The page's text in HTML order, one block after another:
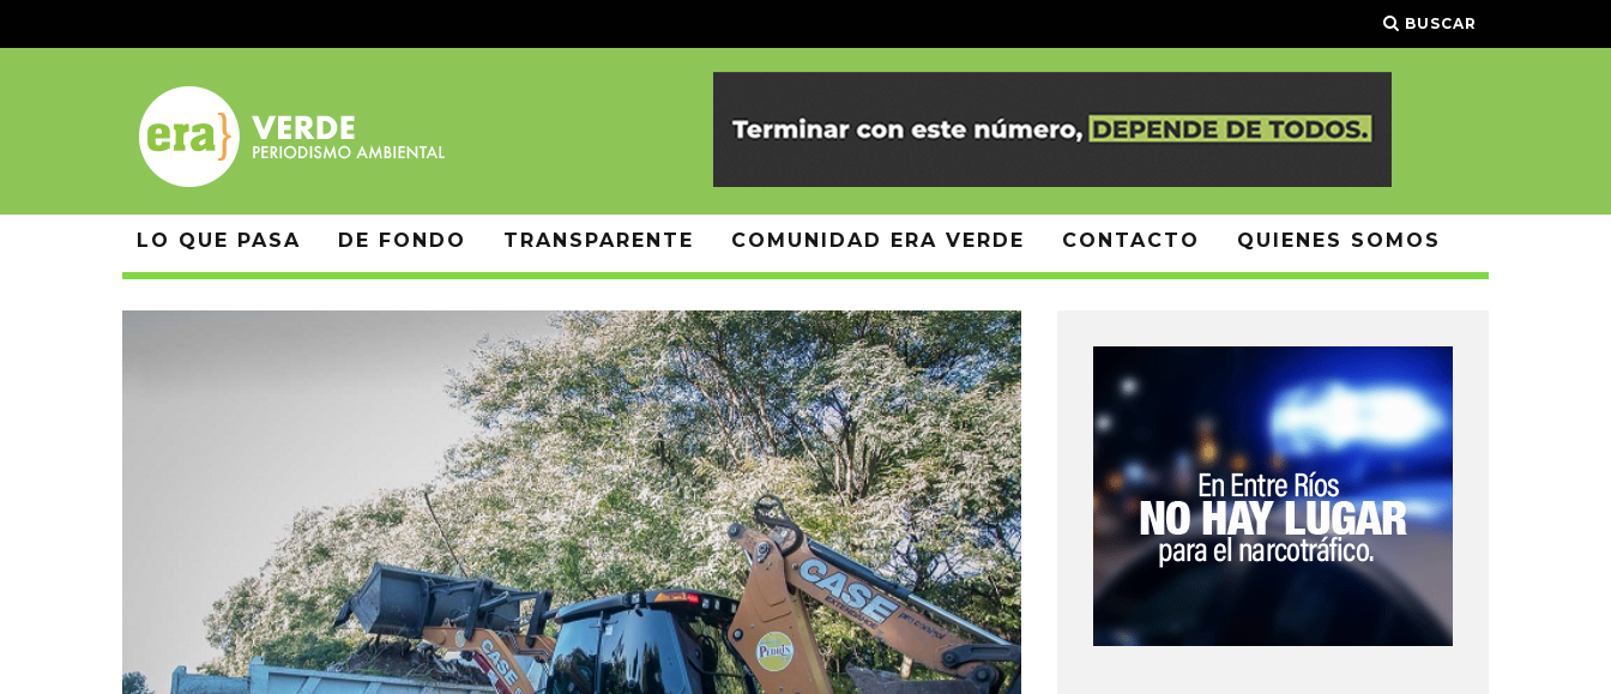
BUSCAR
LO QUE PASA DE FONDO TRANSPARENTE COMUNIDAD ERA VERDE CONTACTO QUIENES SOMOS